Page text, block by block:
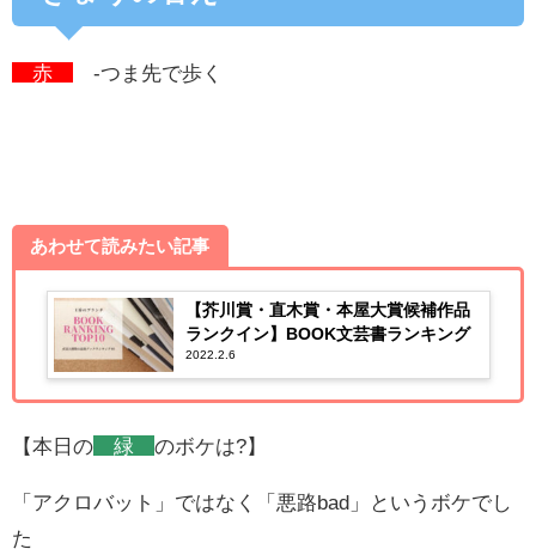
赤 -つま先で歩く
あわせて読みたい記事
【芥川賞・直木賞・本屋大賞候補作品
ランクイン】BOOK文芸書ランキング
2022.2.6
【本日の 緑 のボケは?】
「アクロバット」ではなく「悪路bad」というボケでし
た